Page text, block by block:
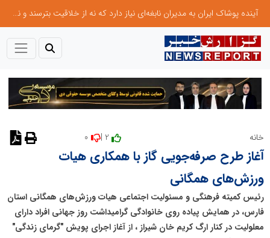
آینده پوشاک ایران به مدیران نابغه‌ای نیاز دارد که نه از خلاقیت بترسند و نه بروکراسی
خانه
آغاز طرح صرفه‌جویی گاز با همکاری هیات
ورزش‌های همگانی
رئیس کمیته فرهنگی و مسئولیت اجتماعی هیات ورزش‌های همگانی استان
فارس، در همایش پیاده روی خانوادگی گرامیداشت روز جهانی افراد دارای
معلولیت در کنار ارگ کریم خان شیراز ، از آغاز اجرای پویش "گرمای زندگی"